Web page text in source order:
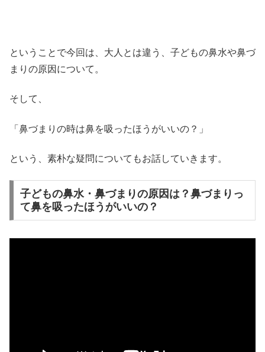
ということで今回は、大人とは違う、子どもの鼻水や鼻づ
まりの原因について。
そして、
「鼻づまりの時は鼻を吸ったほうがいいの？」
という、素朴な疑問についてもお話していきます。
子どもの鼻水・鼻づまりの原因は？鼻づまりっ
て鼻を吸ったほうがいいの？